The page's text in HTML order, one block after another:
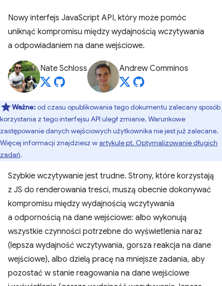
Nowy interfejs JavaScript API, który może pomóc
uniknąć kompromisu między wydajnością wczytywania
a odpowiadaniem na dane wejściowe.
Nate Schloss Andrew Comminos
Ważne:od czasu opublikowania tego dokumentu zalecany sposób
korzystania z tego interfejsu API uległ zmianie. Warunkowe
zastępowanie danych wejściowych użytkownika nie jest już zalecane.
Więcej informacji znajdziesz wartykule pt. Optymalizowanie długich
zadań.
Szybkie wczytywanie jest trudne. Strony, które korzystają
z JS do renderowania treści, muszą obecnie dokonywać
kompromisu między wydajnością wczytywania
a odpornością na dane wejściowe: albo wykonują
wszystkie czynności potrzebne do wyświetlenia naraz
(lepsza wydajność wczytywania, gorsza reakcja na dane
wejściowe), albo dzielą pracę na mniejsze zadania, aby
pozostać w stanie reagowania na dane wejściowe